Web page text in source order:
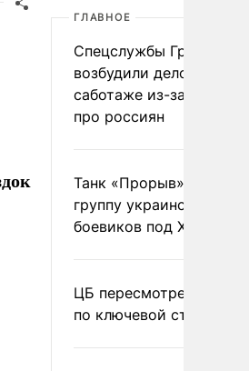
ГЛАВНОЕ
Спецслужбы Грузии
возбудили дело о
саботаже из-за фейков
про россиян
Танк «Прорыв»
группу украинских
боевиков под
ЦБ пересмотрел
по ключевой ставке